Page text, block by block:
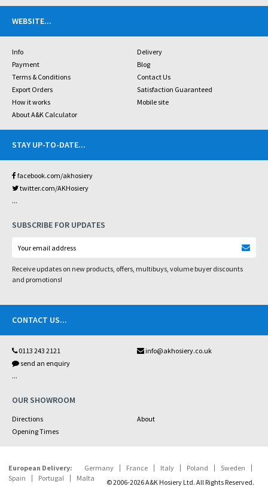
WEBSITE...
Info
Delivery
Payment
Blog
Terms & Conditions
Contact Us
Export Orders
Satisfaction Guaranteed
How it works
Mobile site
About A&K Calculator
STAY UP-TO-DATE...
facebook.com/akhosiery
twitter.com/AKHosiery
...
SUBSCRIBE FOR UPDATES
Receive updates on new products, offers, multibuys, volume buyer discounts
and promotions!
CONTACT US...
0113 243 2121
info@akhosiery.co.uk
send an enquiry
...
OUR SHOWROOM
Directions
About
Opening Times
European Delivery: Germany France Italy Poland
Sweden
Spain
Portugal Malta © 2006-2026 A&K Hosiery Ltd. All Rights Reserved.